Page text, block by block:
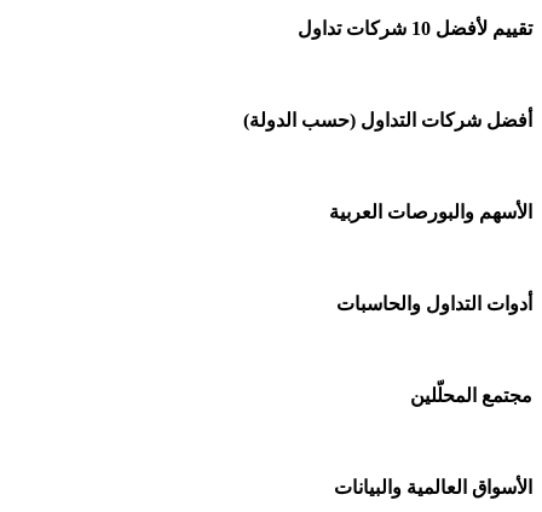
تقييم لأفضل 10 شركات تداول
شركة Capital.com
منصة بينانس
شركة Xm
أفضل شركات التداول (حسب الدولة)
شركات تداول في السعودية
شركات تداول في قطر
شركات تداول في عُمان
الأسهم والبورصات العربية
🌍 كل البورصات العربية
🇪🇬 البورصة المصرية
أدوات التداول والحاسبات
🕌 حاسبة الزكاة
مجتمع المحلّلين
🧱 حائط المجتمع
الأسواق العالمية والبيانات